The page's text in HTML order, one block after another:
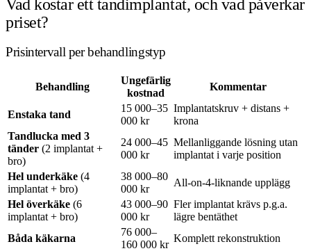
Vad kostar ett tandimplantat, och vad påverkar
priset?
Prisintervall per behandlingstyp
Behandling
Ungefärlig
kostnad
Kommentar
Enstaka tand
15 000–35
000 kr
Implantatskruv + distans +
krona
Tandlucka med 3
tänder (2 implantat +
bro)
24 000–45
000 kr
Mellanliggande lösning utan
implantat i varje position
Hel underkäke (4
implantat + bro)
38 000–80
000 kr
All-on-4-liknande upplägg
Hel överkäke (6
implantat + bro)
43 000–90
000 kr
Fler implantat krävs p.g.a.
lägre bentäthet
Båda käkarna
76 000–
160 000 kr
Komplett rekonstruktion